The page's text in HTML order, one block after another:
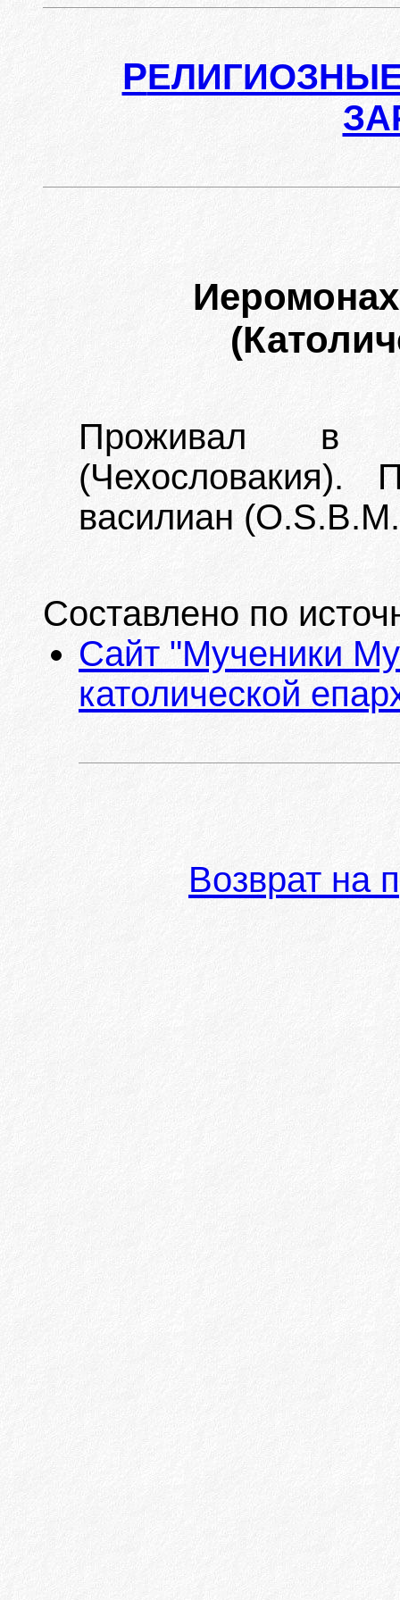
Р
Проживал в
(Чехословакия).
василиан
Составлено по
Сайт "Мученики
католической
Возврат на